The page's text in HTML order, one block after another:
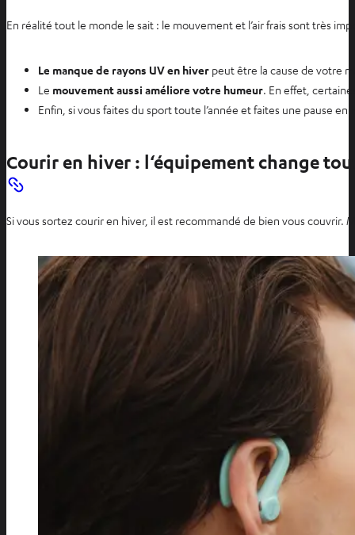
En réalité tout le monde le sait : le mouvement et l’air frais sont très
Le manque de rayons UV en hiver peut être la cause de votre
Le mouvement aussi améliore votre humeur . En effet,
Enfin, si vous faites du sport toute l’année et faites une pause
Courir en hiver : l‘équipement change
Si vous sortez courir en hiver, il est recommandé de bien vous